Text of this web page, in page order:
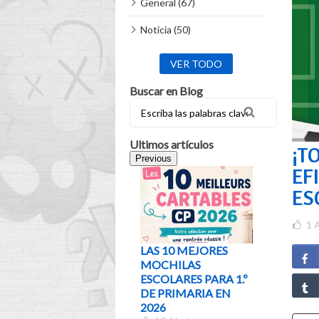
General (67)
Noticia (50)
VER TODO
Buscar en Blog
Ultimos artículos
Previous
LAS 10 MEJORES
MOCHILAS
ESCOLARES PARA 1.º
DE PRIMARIA EN
2026
¿QUÉ
ELEGIR
EDAD Y
GUÍA
1